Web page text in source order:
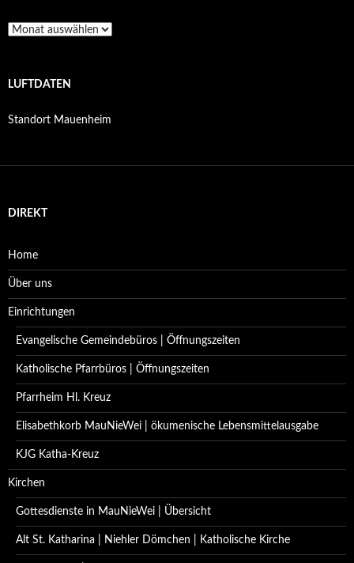
Archiv
LUFTDATEN
Standort Mauenheim
DIREKT
Home
Über uns
Einrichtungen
Evangelische Gemeindebüros | Öffnungszeiten
Katholische Pfarrbüros | Öffnungszeiten
Pfarrheim Hl. Kreuz
Elisabethkorb MauNieWei | ökumenische Lebensmittelausgabe
KJG Katha-Kreuz
Kirchen
Gottesdienste in MauNieWei | Übersicht
Alt St. Katharina | Niehler Dömchen | Katholische Kirche